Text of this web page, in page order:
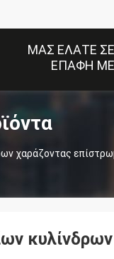
ΜΑΣ ΕΛΆΤΕ ΣΕ
ΕΠΑΦΉ ΜΕ
χαράζοντας